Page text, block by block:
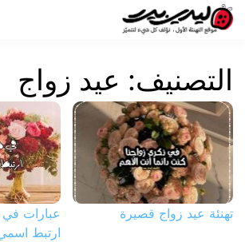
بيرد
التصنيف: عيد زواج
تهنئة عيد زواج قصيرة
عبارات في
ارتبط